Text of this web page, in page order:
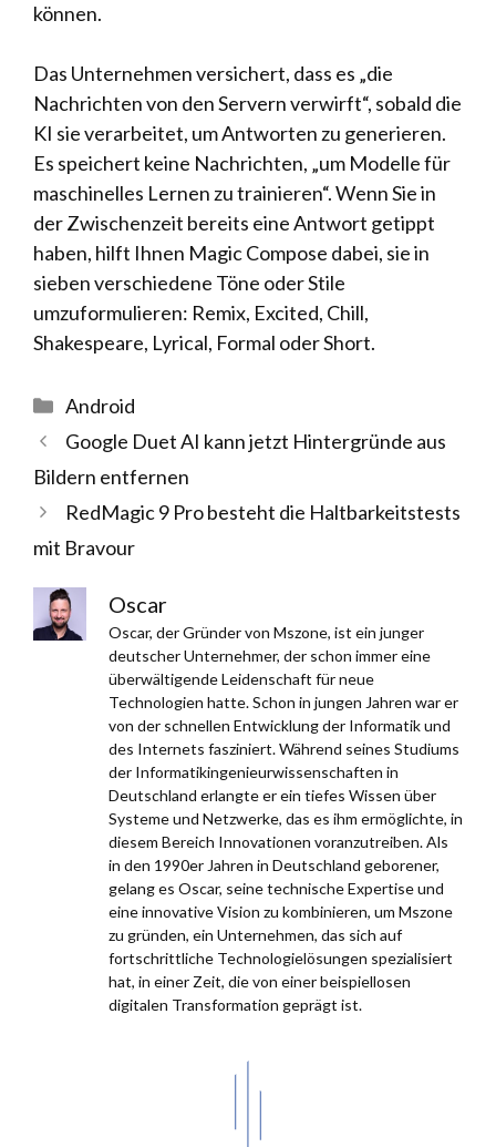
können.
Das Unternehmen versichert, dass es „die
Nachrichten von den Servern verwirft“, sobald die
KI sie verarbeitet, um Antworten zu generieren.
Es speichert keine Nachrichten, „um Modelle für
maschinelles Lernen zu trainieren“. Wenn Sie in
der Zwischenzeit bereits eine Antwort getippt
haben, hilft Ihnen Magic Compose dabei, sie in
sieben verschiedene Töne oder Stile
umzuformulieren: Remix, Excited, Chill,
Shakespeare, Lyrical, Formal oder Short.
Kategorien
Android
Google Duet AI kann jetzt Hintergründe aus
Bildern entfernen
RedMagic 9 Pro besteht die Haltbarkeitstests
mit Bravour
Oscar
Oscar, der Gründer von Mszone, ist ein junger
deutscher Unternehmer, der schon immer eine
überwältigende Leidenschaft für neue
Technologien hatte. Schon in jungen Jahren war er
von der schnellen Entwicklung der Informatik und
des Internets fasziniert. Während seines Studiums
der Informatikingenieurwissenschaften in
Deutschland erlangte er ein tiefes Wissen über
Systeme und Netzwerke, das es ihm ermöglichte, in
diesem Bereich Innovationen voranzutreiben. Als
in den 1990er Jahren in Deutschland geborener,
gelang es Oscar, seine technische Expertise und
eine innovative Vision zu kombinieren, um Mszone
zu gründen, ein Unternehmen, das sich auf
fortschrittliche Technologielösungen spezialisiert
hat, in einer Zeit, die von einer beispiellosen
digitalen Transformation geprägt ist.